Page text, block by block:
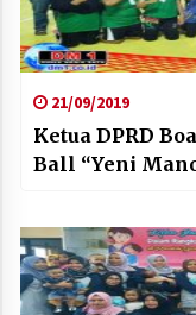
21/09/2019
Ketua DPRD
Ball “Yeni